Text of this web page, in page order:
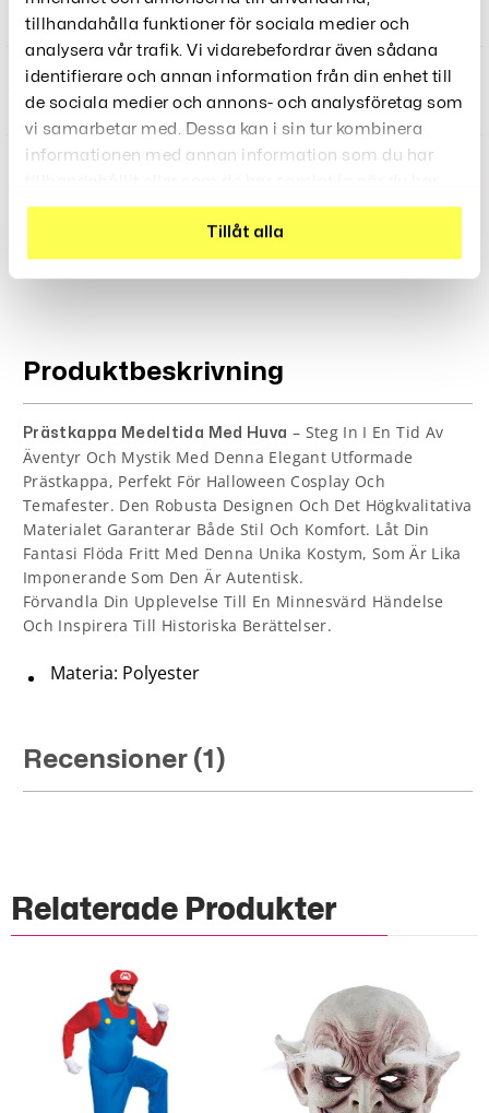
tillhandahålla funktioner för sociala medier och
analysera vår trafik. Vi vidarebefordrar även sådana
identifierare och annan information från din enhet till
de sociala medier och annons- och analysföretag som
vi samarbetar med. Dessa kan i sin tur kombinera
informationen med annan information som du har
använt deras tjänster.
Tillåt alla
LÄGG TILL I VARUKORG
Produktbeskrivning
Prästkappa Medeltida Med Huva – Steg In I En Tid Av
Äventyr Och Mystik Med Denna Elegant Utformade
Prästkappa, Perfekt För Halloween Cosplay Och
Temafester. Den Robusta Designen Och Det Högkvalitativa
Materialet Garanterar Både Stil Och Komfort. Låt Din
Fantasi Flöda Fritt Med Denna Unika Kostym, Som Är Lika
Imponerande Som Den Är Autentisk.
Förvandla Din Upplevelse Till En Minnesvärd Händelse
Och Inspirera Till Historiska Berättelser.
Materia: Polyester
Recensioner (1)
Relaterade Produkter